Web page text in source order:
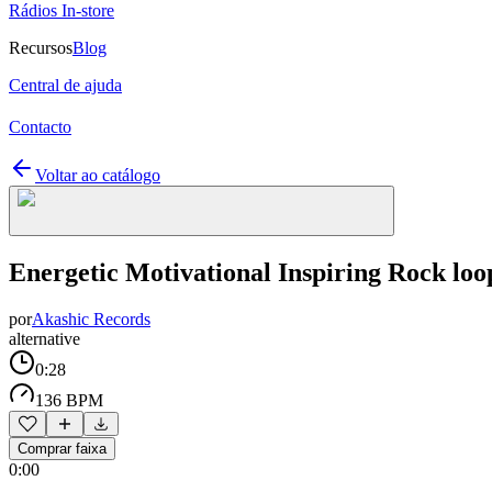
Rádios In-store
RecursosBlog
Central de ajuda
Contacto
Voltar ao catálogo
Energetic Motivational Inspiring Rock
porAkashic Records
alternative
0:28
136 BPM
Comprar faixa
0:00